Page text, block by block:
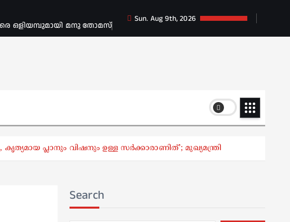
ഒളിയമ്പുമായി മനു തോമസ്
Sun. Aug 9th, 2026
പ്ലാനും വിഷനും ഉള്ള സർക്കാരാണിത്’; മുഖ്യമന്ത്രി
Search